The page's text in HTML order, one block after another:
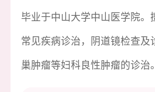
毕业于中山大学中山医学院。
常见疾病诊治，阴道镜检查及
巢肿瘤等妇科良性肿瘤的诊治。